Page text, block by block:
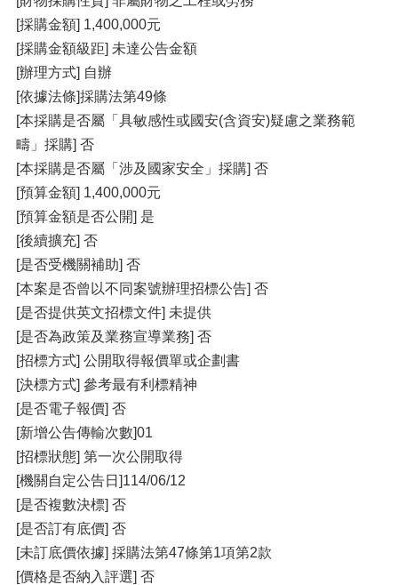
[採購金額] 1,400,000元
[採購金額級距] 未達公告金額
[辦理方式] 自辦
[依據法條]採購法第49條
[本採購是否屬「具敏感性或國安(含資安)疑慮之業務範
疇」採購] 否
[本採購是否屬「涉及國家安全」採購] 否
[預算金額] 1,400,000元
[預算金額是否公開] 是
[後續擴充] 否
[是否受機關補助] 否
[本案是否曾以不同案號辦理招標公告] 否
[是否提供英文招標文件] 未提供
[是否為政策及業務宣導業務] 否
[招標方式] 公開取得報價單或企劃書
[決標方式] 參考最有利標精神
[是否電子報價] 否
[新增公告傳輸次數]01
[招標狀態] 第一次公開取得
[機關自定公告日]114/06/12
[是否複數決標] 否
[是否訂有底價] 否
[未訂底價依據] 採購法第47條第1項第2款
[價格是否納入評選] 否